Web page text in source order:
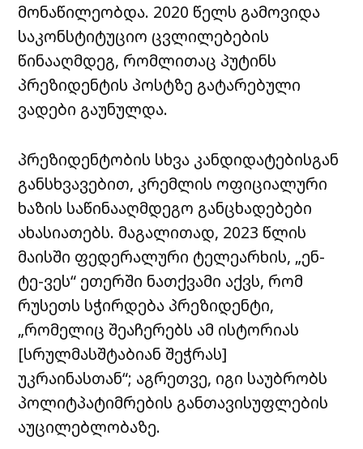
მონაწილეობდა. 2020 წელს გამოვიდა
საკონსტიტუციო ცვლილებების
წინააღმდეგ, რომლითაც პუტინს
პრეზიდენტის პოსტზე გატარებული
ვადები გაუნულდა.
პრეზიდენტობის სხვა კანდიდატებისგან
განსხვავებით, კრემლის ოფიციალური
ხაზის საწინააღმდეგო განცხადებები
ახასიათებს. მაგალითად, 2023 წლის
მაისში ფედერალური ტელეარხის, „ენ-
ტე-ვეს“ ეთერში ნათქვამი აქვს, რომ
რუსეთს სჭირდება პრეზიდენტი,
„რომელიც შეაჩერებს ამ ისტორიას
[სრულმასშტაბიან შეჭრას]
უკრაინასთან“; აგრეთვე, იგი საუბრობს
პოლიტპატიმრების განთავისუფლების
აუცილებლობაზე.